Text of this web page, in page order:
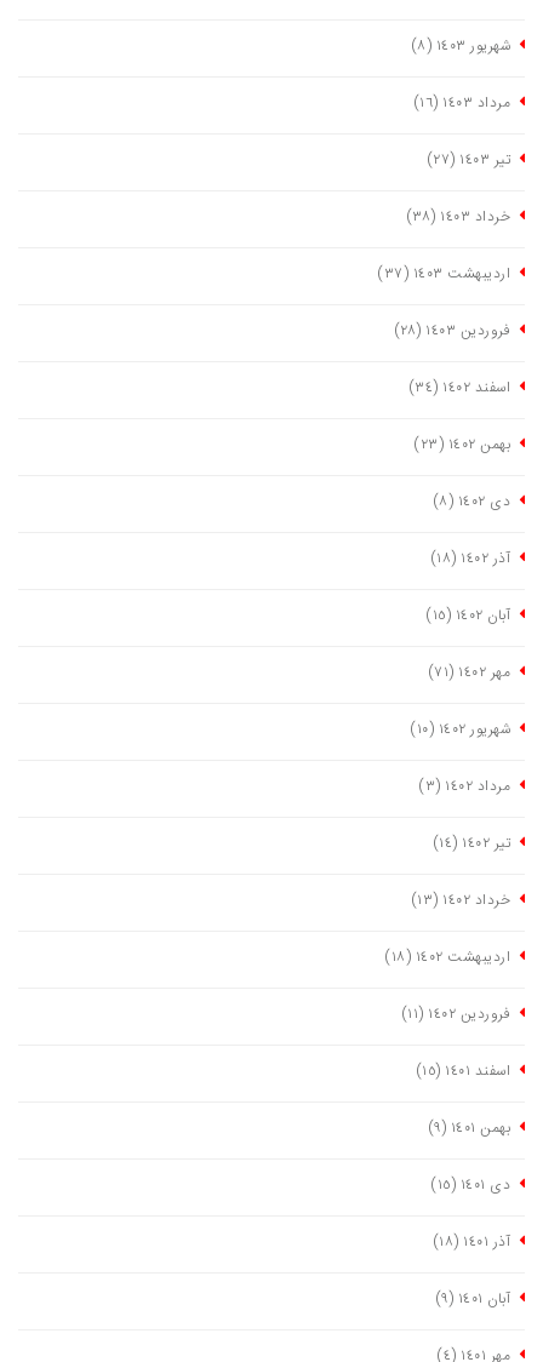
شهریور ١٤٠٣ (٨)
مرداد ١٤٠٣ (١٦)
تیر ١٤٠٣ (٢٧)
خرداد ١٤٠٣ (٣٨)
اردیبهشت ١٤٠٣ (٣٧)
فروردین ١٤٠٣ (٢٨)
اسفند ١٤٠٢ (٣٤)
بهمن ١٤٠٢ (٢٣)
دی ١٤٠٢ (٨)
آذر ١٤٠٢ (١٨)
آبان ١٤٠٢ (١٥)
مهر ١٤٠٢ (٧١)
شهریور ١٤٠٢ (١٠)
مرداد ١٤٠٢ (٣)
تیر ١٤٠٢ (١٤)
خرداد ١٤٠٢ (١٣)
اردیبهشت ١٤٠٢ (١٨)
فروردین ١٤٠٢ (١١)
اسفند ١٤٠١ (١٥)
بهمن ١٤٠١ (٩)
دی ١٤٠١ (١٥)
آذر ١٤٠١ (١٨)
آبان ١٤٠١ (٩)
مهر ١٤٠١ (٤)